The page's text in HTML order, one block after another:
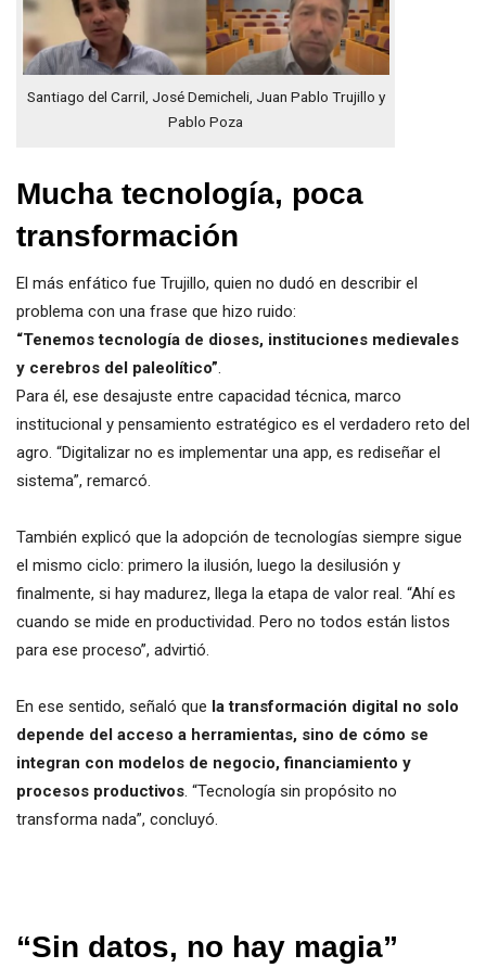
Santiago del Carril, José Demicheli, Juan Pablo Trujillo y
Pablo Poza
Mucha tecnología, poca
transformación
El más enfático fue Trujillo, quien no dudó en describir el
problema con una frase que hizo ruido:
“Tenemos tecnología de dioses, instituciones medievales
y cerebros del paleolítico”
Para él, ese desajuste entre capacidad técnica, marco
institucional y pensamiento estratégico es el verdadero reto del
agro. “Digitalizar no es implementar una app, es rediseñar el
sistema”, remarcó.
También explicó que la adopción de tecnologías siempre sigue
el mismo ciclo: primero la ilusión, luego la desilusión y
finalmente, si hay madurez, llega la etapa de valor real. “Ahí es
cuando se mide en productividad. Pero no todos están listos
para ese proceso”, advirtió.
En ese sentido, señaló que la transformación digital no solo
depende del acceso a herramientas, sino de cómo se
integran con modelos de negocio, financiamiento y
procesos productivos . “Tecnología sin propósito no
transforma nada”, concluyó.
“Sin datos, no hay magia”